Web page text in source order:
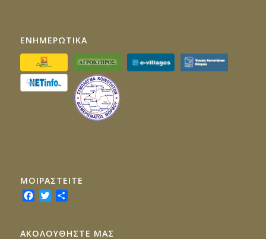
ΕΝΗΜΕΡΩΤΙΚΑ
ΜΟΙΡΑΣTEITE
Facebook
Twitter
ΑΚΟΛΟΥΘΗΣΤΕ ΜΑΣ